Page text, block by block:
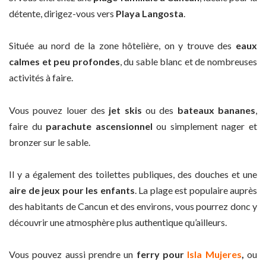
détente, dirigez-vous vers Playa Langosta
Située au nord de la zone hôtelière, on y trouve des eaux
calmes et peu profondes, du sable blanc et de nombreuses
activités à faire.
Vous pouvez louer des jet skisou des bateaux bananes
faire du parachute ascensionnel ou simplement nager et
bronzer sur le sable.
Il y a également des toilettes publiques, des douches et une
aire de jeux pour les enfants. La plage est populaire auprès
des habitants de Cancun et des environs, vous pourrez donc y
découvrir une atmosphère plus authentique qu’ailleurs.
Vous pouvez aussi prendre un ferry pour Isla Mujeres,ou